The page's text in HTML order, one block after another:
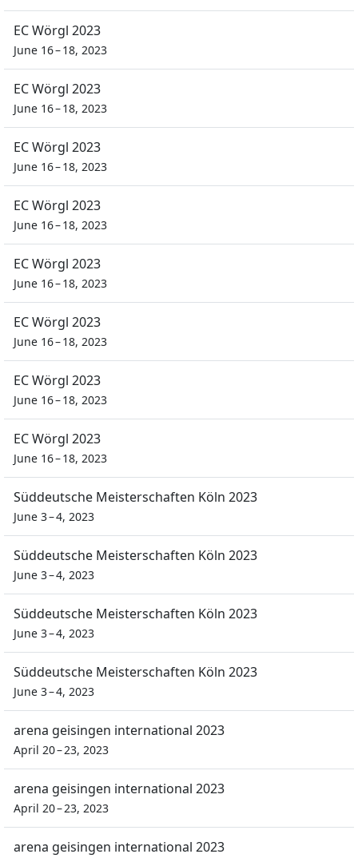
EC Wörgl 2023
June 16 – 18, 2023
EC Wörgl 2023
June 16 – 18, 2023
EC Wörgl 2023
June 16 – 18, 2023
EC Wörgl 2023
June 16 – 18, 2023
EC Wörgl 2023
June 16 – 18, 2023
EC Wörgl 2023
June 16 – 18, 2023
EC Wörgl 2023
June 16 – 18, 2023
EC Wörgl 2023
June 16 – 18, 2023
Süddeutsche Meisterschaften Köln 2023
June 3 – 4, 2023
Süddeutsche Meisterschaften Köln 2023
June 3 – 4, 2023
Süddeutsche Meisterschaften Köln 2023
June 3 – 4, 2023
Süddeutsche Meisterschaften Köln 2023
June 3 – 4, 2023
arena geisingen international 2023
April 20 – 23, 2023
arena geisingen international 2023
April 20 – 23, 2023
arena geisingen international 2023